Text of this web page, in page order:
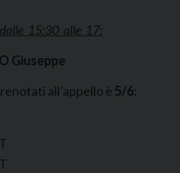
15:30 alle 17:
Giuseppe
all’appello è 5/6: